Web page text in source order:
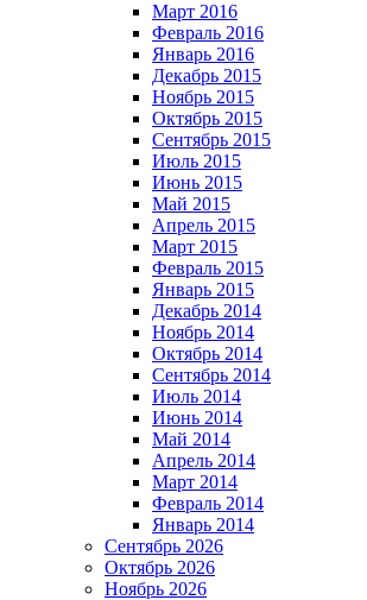
Март 2016
Февраль 2016
Январь 2016
Декабрь 2015
Ноябрь 2015
Октябрь 2015
Сентябрь 2015
Июль 2015
Июнь 2015
Май 2015
Апрель 2015
Март 2015
Февраль 2015
Январь 2015
Декабрь 2014
Ноябрь 2014
Октябрь 2014
Сентябрь 2014
Июль 2014
Июнь 2014
Май 2014
Апрель 2014
Март 2014
Февраль 2014
Январь 2014
Сентябрь 2026
Октябрь 2026
Ноябрь 2026